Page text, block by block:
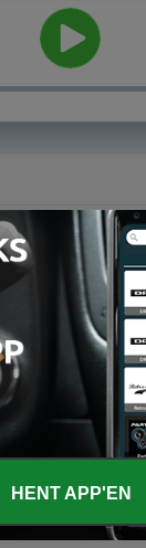
um 12
um 12
um 12
um 12
HENT APP'EN